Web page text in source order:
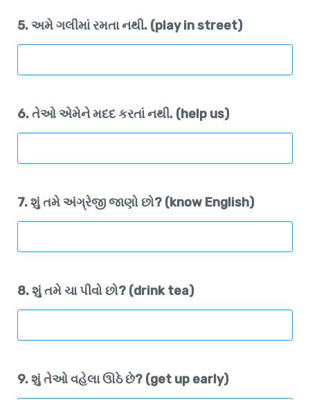
5. અમે ગલીમાં રમતા નથી. (play in street)
6. તેઓ એમેને મદદ કરતાં નથી. (help us)
7. શું તમે અંગ્રેજી જાણો છો? (know English)
8. શું તમે ચા પીવો છો? (drink tea)
9. શું તેઓ વહેલા ઊઠે છે? (get up early)